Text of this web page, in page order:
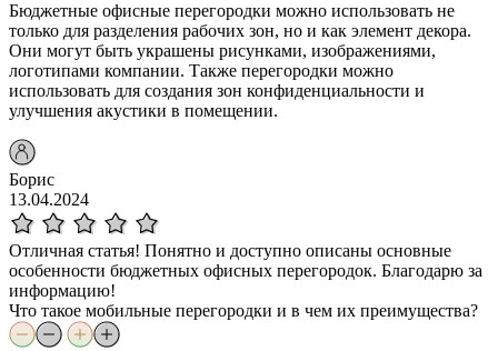
Бюджетные офисные перегородки можно использовать не
только для разделения рабочих зон, но и как элемент декора.
Они могут быть украшены рисунками, изображениями,
логотипами компании. Также перегородки можно
использовать для создания зон конфиденциальности и
улучшения акустики в помещении.
Борис
13.04.2024
Отличная статья! Понятно и доступно описаны основные
особенности бюджетных офисных перегородок. Благодарю за
информацию!
Что такое мобильные перегородки и в чем их преимущества?